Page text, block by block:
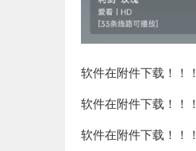
软件在附件下载！！！
软件在附件下载！！！
软件在附件下载！！！